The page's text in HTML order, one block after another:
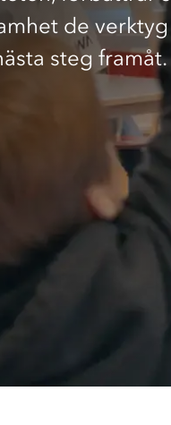
de
steg